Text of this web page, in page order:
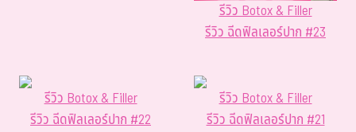
รีวิว Botox & Filler
รีวิว ฉีดฟิลเลอร์ปาก #23
รีวิว Botox & Filler
รีวิว ฉีดฟิลเลอร์ปาก #22
รีวิว Botox & Filler
รีวิว ฉีดฟิลเลอร์ปาก #21